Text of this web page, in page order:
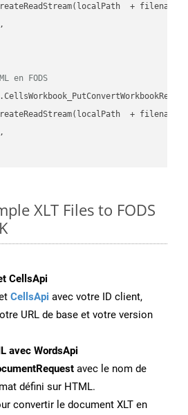
+ filename
,
en FODS
+ filename
,
XLT Files to FODS
CellsApi
CellsApi avec votre ID client,
URL de base et votre version
avec WordsApi
avec le nom de
défini sur HTML.
convertir le document XLT en